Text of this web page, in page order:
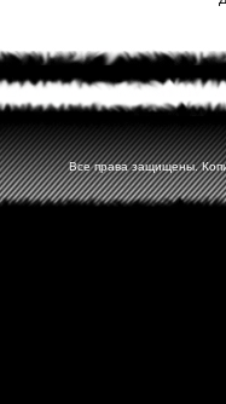
Все права защищены.